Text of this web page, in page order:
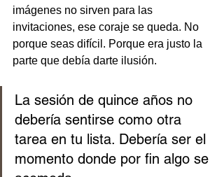
imágenes no sirven para las
invitaciones, ese coraje se queda. No
porque seas difícil. Porque era justo la
parte que debía darte ilusión.
La sesión de quince años no
debería sentirse como otra
tarea en tu lista. Debería ser el
momento donde por fin algo se